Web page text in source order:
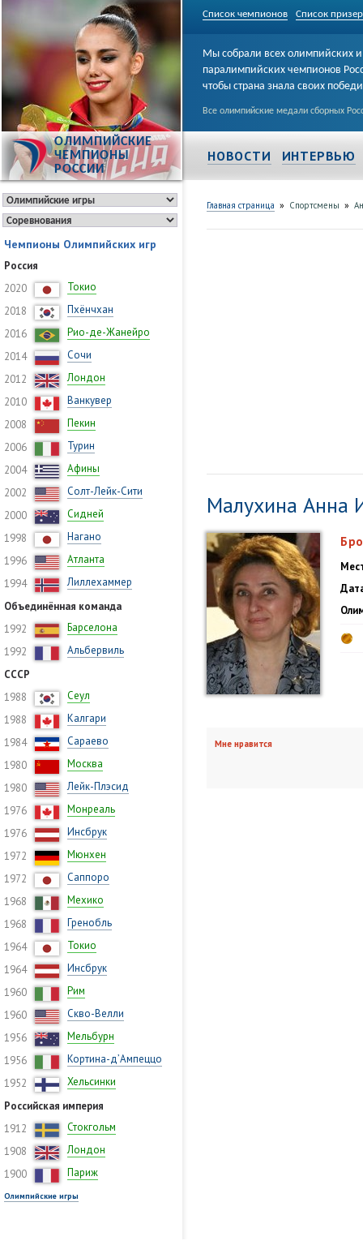
Список чемпионов Список
ОЛИМПИЙСКИЕ
ЧЕМПИОНЫ
РОССИИ
Мы собрали всех олимпийских и
паралимпийских чемпионов
чтобы страна знала своих
Все олимпийские медали сборных
НОВОСТИ ИНТЕРВЬЮ
Чемпионы Олимпийских игр
Россия
2020
Токио
2018
Пхёнчхан
2016
Рио-де-Жанейро
2014
Сочи
2012
Лондон
2010
Ванкувер
2008
Пекин
2006
Турин
2004
Афины
2002
Солт-Лейк-Сити
2000
Сидней
1998
Нагано
1996
Атланта
1994
Лиллехаммер
Объединённая команда
1992
Барселона
1992
Альбервиль
СССР
1988
Сеул
1988
Калгари
1984
Сараево
1980
Москва
1980
Лейк-Плэсид
1976
Монреаль
1976
Инсбрук
1972
Мюнхен
1972
Саппоро
1968
Мехико
1968
Гренобль
1964
Токио
1964
Инсбрук
1960
Рим
1960
Скво-Велли
1956
Мельбурн
1956
Кортина-д’Ампеццо
1952
Хельсинки
Российская империя
1912
Стокгольм
1908
Лондон
1900
Париж
Олимпийские игры
Главная страница » Спортсмены »
Малухина Анна
Мне нравится